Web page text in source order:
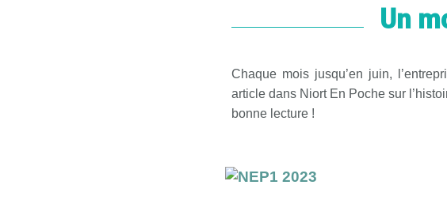
Un
Chaque mois jusqu’en juin,
article dans Niort En Poche sur
bonne lecture !